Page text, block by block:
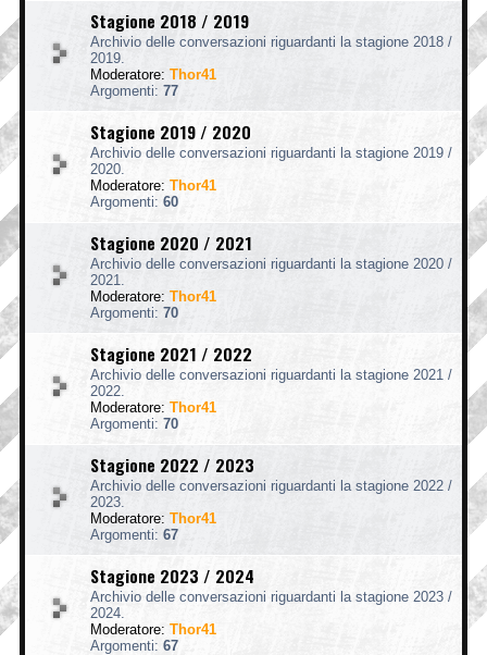
Stagione 2018 / 2019
Archivio delle conversazioni riguardanti la stagione 2018 /
2019.
Moderatore: Thor41
Argomenti: 77
Stagione 2019 / 2020
Archivio delle conversazioni riguardanti la stagione 2019 /
2020.
Moderatore: Thor41
Argomenti: 60
Stagione 2020 / 2021
Archivio delle conversazioni riguardanti la stagione 2020 /
2021.
Moderatore: Thor41
Argomenti: 70
Stagione 2021 / 2022
Archivio delle conversazioni riguardanti la stagione 2021 /
2022.
Moderatore: Thor41
Argomenti: 70
Stagione 2022 / 2023
Archivio delle conversazioni riguardanti la stagione 2022 /
2023.
Moderatore: Thor41
Argomenti: 67
Stagione 2023 / 2024
Archivio delle conversazioni riguardanti la stagione 2023 /
2024.
Moderatore: Thor41
Argomenti: 67